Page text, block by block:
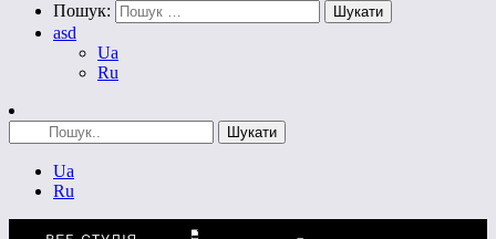
Пошук:
asd
Ua
Ru
Ua
Ru